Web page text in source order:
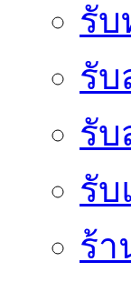
รับ
รับ
รับ
รับ
ร้า